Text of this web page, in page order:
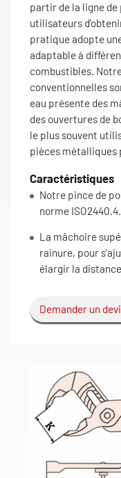
partir de la ligne
utilisateurs
pratique adopte
adaptable à
combustibles.
conventionnelles
eau présente des
des ouvertures de
le plus souvent
pièces métalliques
Caractéristiques
Notre pince de
norme ISO2440.4.
La mâchoire
rainure, pour
élargir la
Demander un